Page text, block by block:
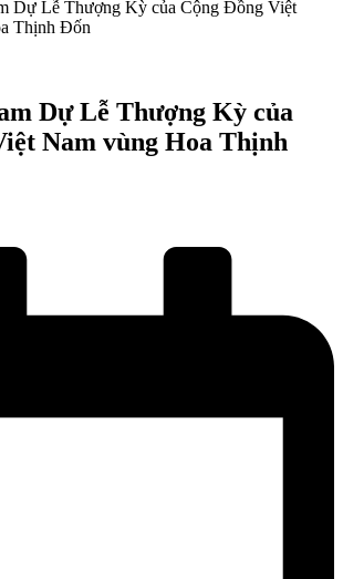
Dự Lễ Thượng Kỳ của Cộng Đồng Việt
Thịnh Đốn
Dự Lễ Thượng Kỳ của
Nam vùng Hoa Thịnh